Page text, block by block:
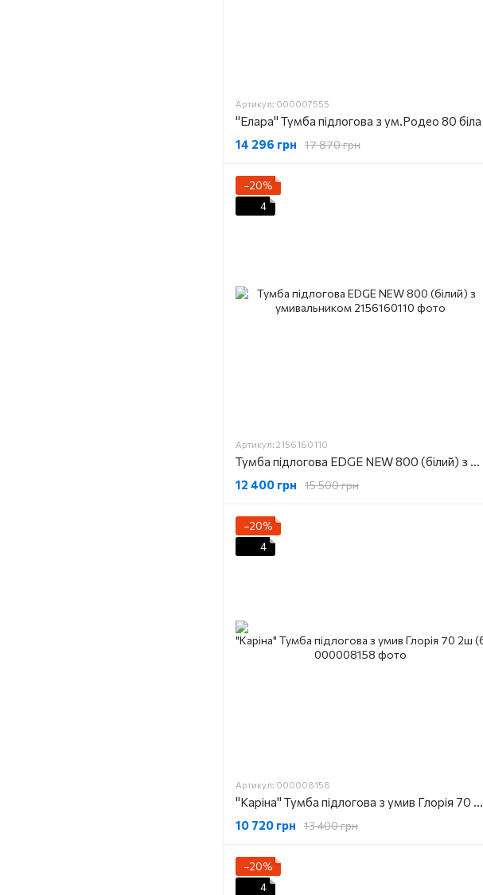
Артикул: 000007555
"Елара" Тумба підлогова з ум.Родео 80 біла
17 870 грн
14 296 грн
−20%
4
Артикул: 2156160110
Тумба підлогова EDGE NEW 800 (білий) з умивальником
15 500 грн
12 400 грн
−20%
4
Артикул: 000008158
"Каріна" Тумба підлогова з умив Глорія 70 2ш (біла)
13 400 грн
10 720 грн
−20%
4